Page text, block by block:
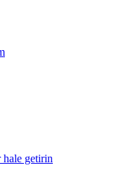
hale getirin